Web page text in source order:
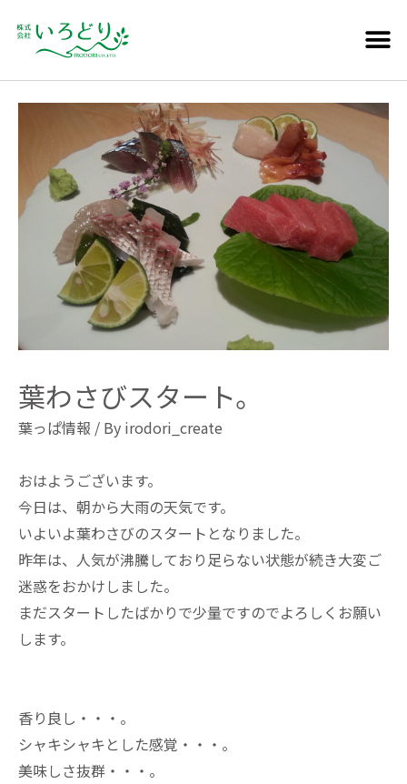
葉わさびスタート。
葉っぱ情報 / By irodori_create
おはようございます。
今日は、朝から大雨の天気です。
いよいよ葉わさびのスタートとなりました。
昨年は、人気が沸騰しており足らない状態が続き大変ご
迷惑をおかけしました。
まだスタートしたばかりで少量ですのでよろしくお願い
します。
香り良し・・・。
シャキシャキとした感覚・・・。
美味しさ抜群・・・。